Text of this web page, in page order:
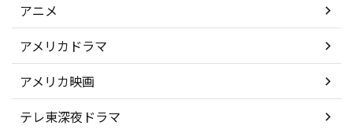
アニメ
アメリカドラマ
アメリカ映画
テレ東深夜ドラマ